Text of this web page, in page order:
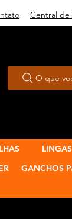
Central de
O que
GANCHOS